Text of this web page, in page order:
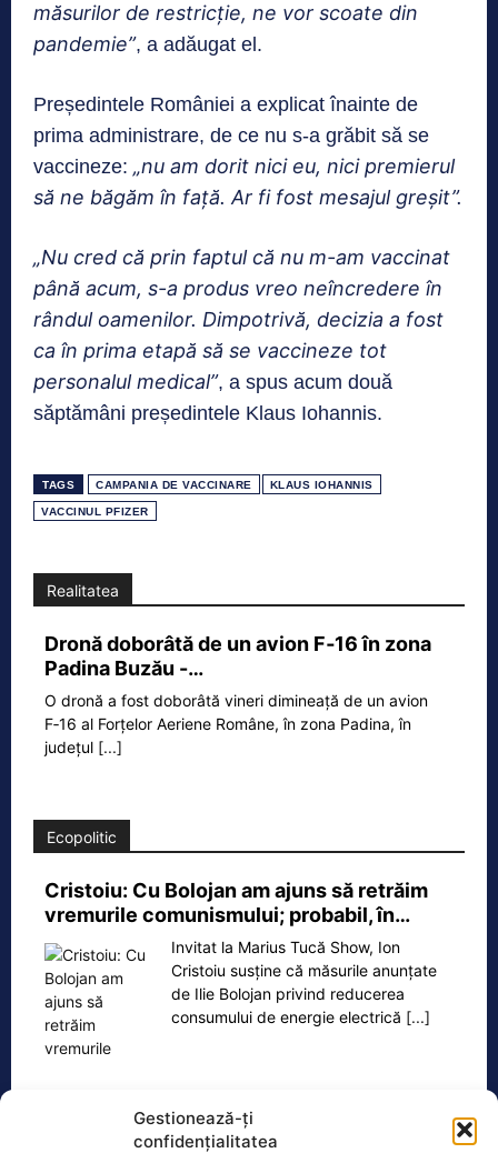
Gestionează-ți
confidențialitatea
măsurilor de restricție, ne vor scoate din
pandemie”, a adăugat el.
Președintele României a explicat înainte de
prima administrare, de ce nu s-a grăbit să se
vaccineze: „nu am dorit nici eu, nici premierul
să ne băgăm în față. Ar fi fost mesajul greșit”.
„Nu cred că prin faptul că nu m-am vaccinat
până acum, s-a produs vreo neîncredere în
rândul oamenilor. Dimpotrivă, decizia a fost
ca în prima etapă să se vaccineze tot
personalul medical”, a spus acum două
săptămâni președintele Klaus Iohannis.
TAGS CAMPANIA DE VACCINARE KLAUS IOHANNIS
VACCINUL PFIZER
Realitatea
Dronă doborâtă de un avion F‑16 în zona
Padina Buzău -…
O dronă a fost doborâtă vineri dimineață de un avion
F‑16 al Forțelor Aeriene Române, în zona Padina, în
județul [...]
Ecopolitic
Cristoiu: Cu Bolojan am ajuns să retrăim
vremurile comunismului; probabil, în…
Invitat la Marius Tucă Show, Ion
Cristoiu susține că măsurile anunțate
de Ilie Bolojan privind reducerea
consumului de energie electrică [...]
Oficiul de Știri